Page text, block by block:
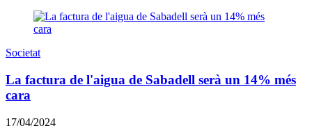
Societat
La factura de l'aigua de Sabadell serà un 14% més
cara
17/04/2024